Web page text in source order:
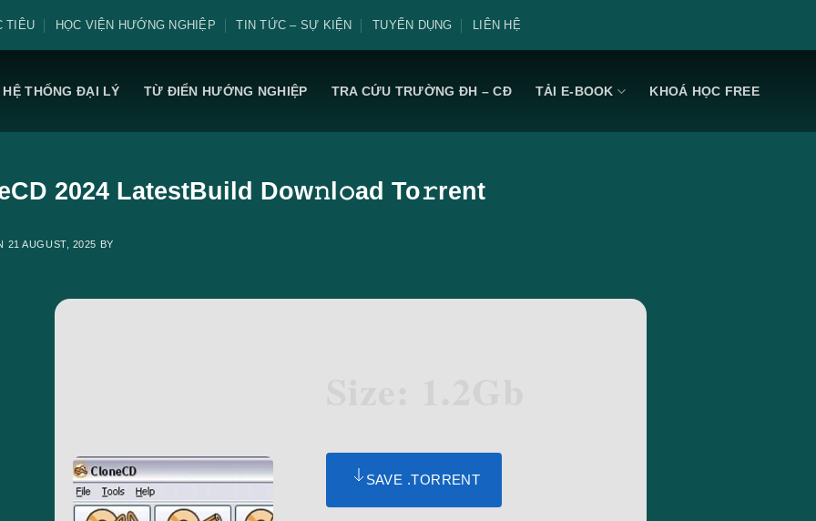
TIÊU HỌC VIỆN HƯỚNG NGHIỆP TIN TỨC – SỰ KIỆN TUYỂN DỤNG LIÊN HỆ
HỆ THỐNG ĐẠI LÝ TỪ ĐIỂN HƯỚNG NGHIỆP TRA CỨU TRƯỜNG ĐH – CĐ TẢI E-BOOK KHOÁ HỌC FREE
2024 LatestBuild Dow𝚗l𝚘ad To𝚛rent
21 AUGUST, 2025 BY
SAVE .TORRENT